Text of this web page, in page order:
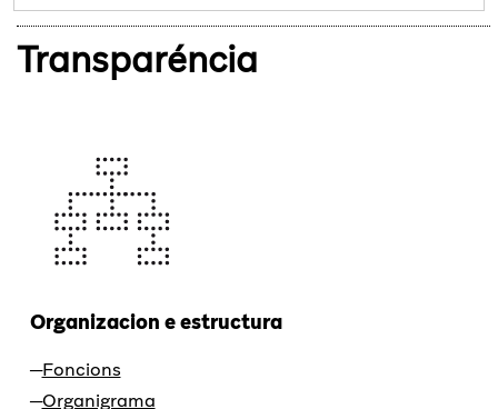
Transparéncia
Organizacion e estructura
Foncions
Organigrama